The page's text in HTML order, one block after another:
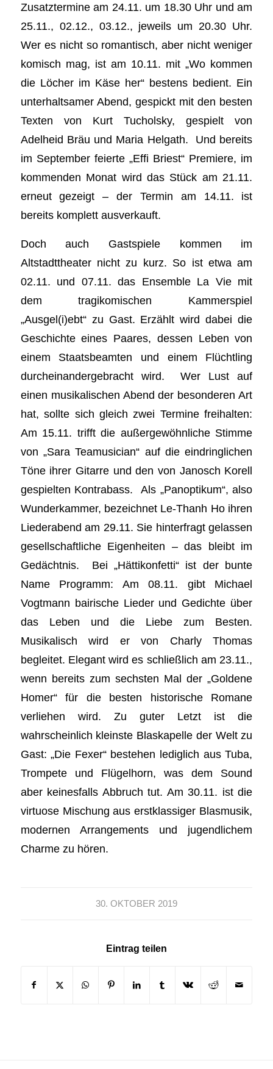
Zusatztermine am 24.11. um 18.30 Uhr und am
25.11., 02.12., 03.12., jeweils um 20.30 Uhr.
Wer es nicht so romantisch, aber nicht weniger
komisch mag, ist am 10.11. mit „Wo kommen
die Löcher im Käse her“ bestens bedient. Ein
unterhaltsamer Abend, gespickt mit den besten
Texten von Kurt Tucholsky, gespielt von
Adelheid Bräu und Maria Helgath. Und bereits
im September feierte „Efﬁ Briest“ Premiere, im
kommenden Monat wird das Stück am 21.11.
erneut gezeigt – der Termin am 14.11. ist
bereits komplett ausverkauft.
Doch auch Gastspiele kommen im
Altstadttheater nicht zu kurz. So ist etwa am
02.11. und 07.11. das Ensemble La Vie mit
dem tragikomischen Kammerspiel
„Ausgel(i)ebt“ zu Gast. Erzählt wird dabei die
Geschichte eines Paares, dessen Leben von
einem Staatsbeamten und einem Flüchtling
durcheinandergebracht wird. Wer Lust auf
einen musikalischen Abend der besonderen Art
hat, sollte sich gleich zwei Termine freihalten:
Am 15.11. trifft die außergewöhnliche Stimme
von „Sara Teamusician“ auf die eindringlichen
Töne ihrer Gitarre und den von Janosch Korell
gespielten Kontrabass. Als „Panoptikum“, also
Wunderkammer, bezeichnet Le-Thanh Ho ihren
Liederabend am 29.11. Sie hinterfragt gelassen
gesellschaftliche Eigenheiten – das bleibt im
Gedächtnis. Bei „Hättikonfetti“ ist der bunte
Name Programm: Am 08.11. gibt Michael
Vogtmann bairische Lieder und Gedichte über
das Leben und die Liebe zum Besten.
Musikalisch wird er von Charly Thomas
begleitet. Elegant wird es schließlich am 23.11.,
wenn bereits zum sechsten Mal der „Goldene
Homer“ für die besten historische Romane
verliehen wird. Zu guter Letzt ist die
wahrscheinlich kleinste Blaskapelle der Welt zu
Gast: „Die Fexer“ bestehen lediglich aus Tuba,
Trompete und Flügelhorn, was dem Sound
aber keinesfalls Abbruch tut. Am 30.11. ist die
virtuose Mischung aus erstklassiger Blasmusik,
modernen Arrangements und jugendlichem
Charme zu hören.
30. OKTOBER 2019
Eintrag teilen